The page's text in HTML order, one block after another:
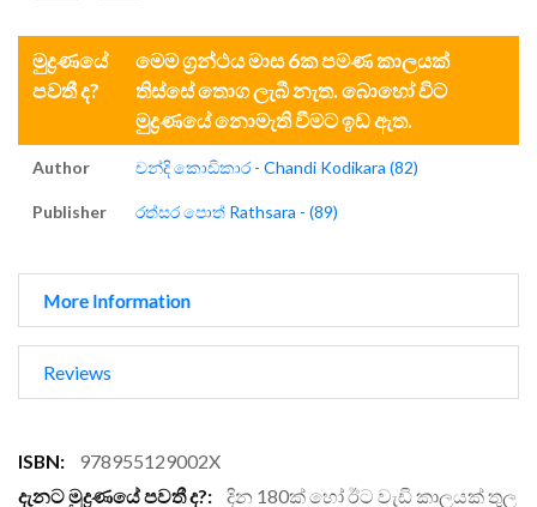
මුද්‍රණයේ
පවතී ද?
මෙම ග්‍රන්ථය මාස 6ක පමණ කාලයක්
තිස්සේ තොග ලැබී නැත. බොහෝ විට
මුද්‍රණයේ නොමැති වීමට ඉඩ ඇත.
Author චන්දි කොඩිකාර - Chandi Kodikara (82)
Publisher රත්සර පොත් Rathsara - (89)
More Information
Reviews
More
Information
978955129002X
දින 180ක් හෝ ඊට වැඩි කාලයක් තුල